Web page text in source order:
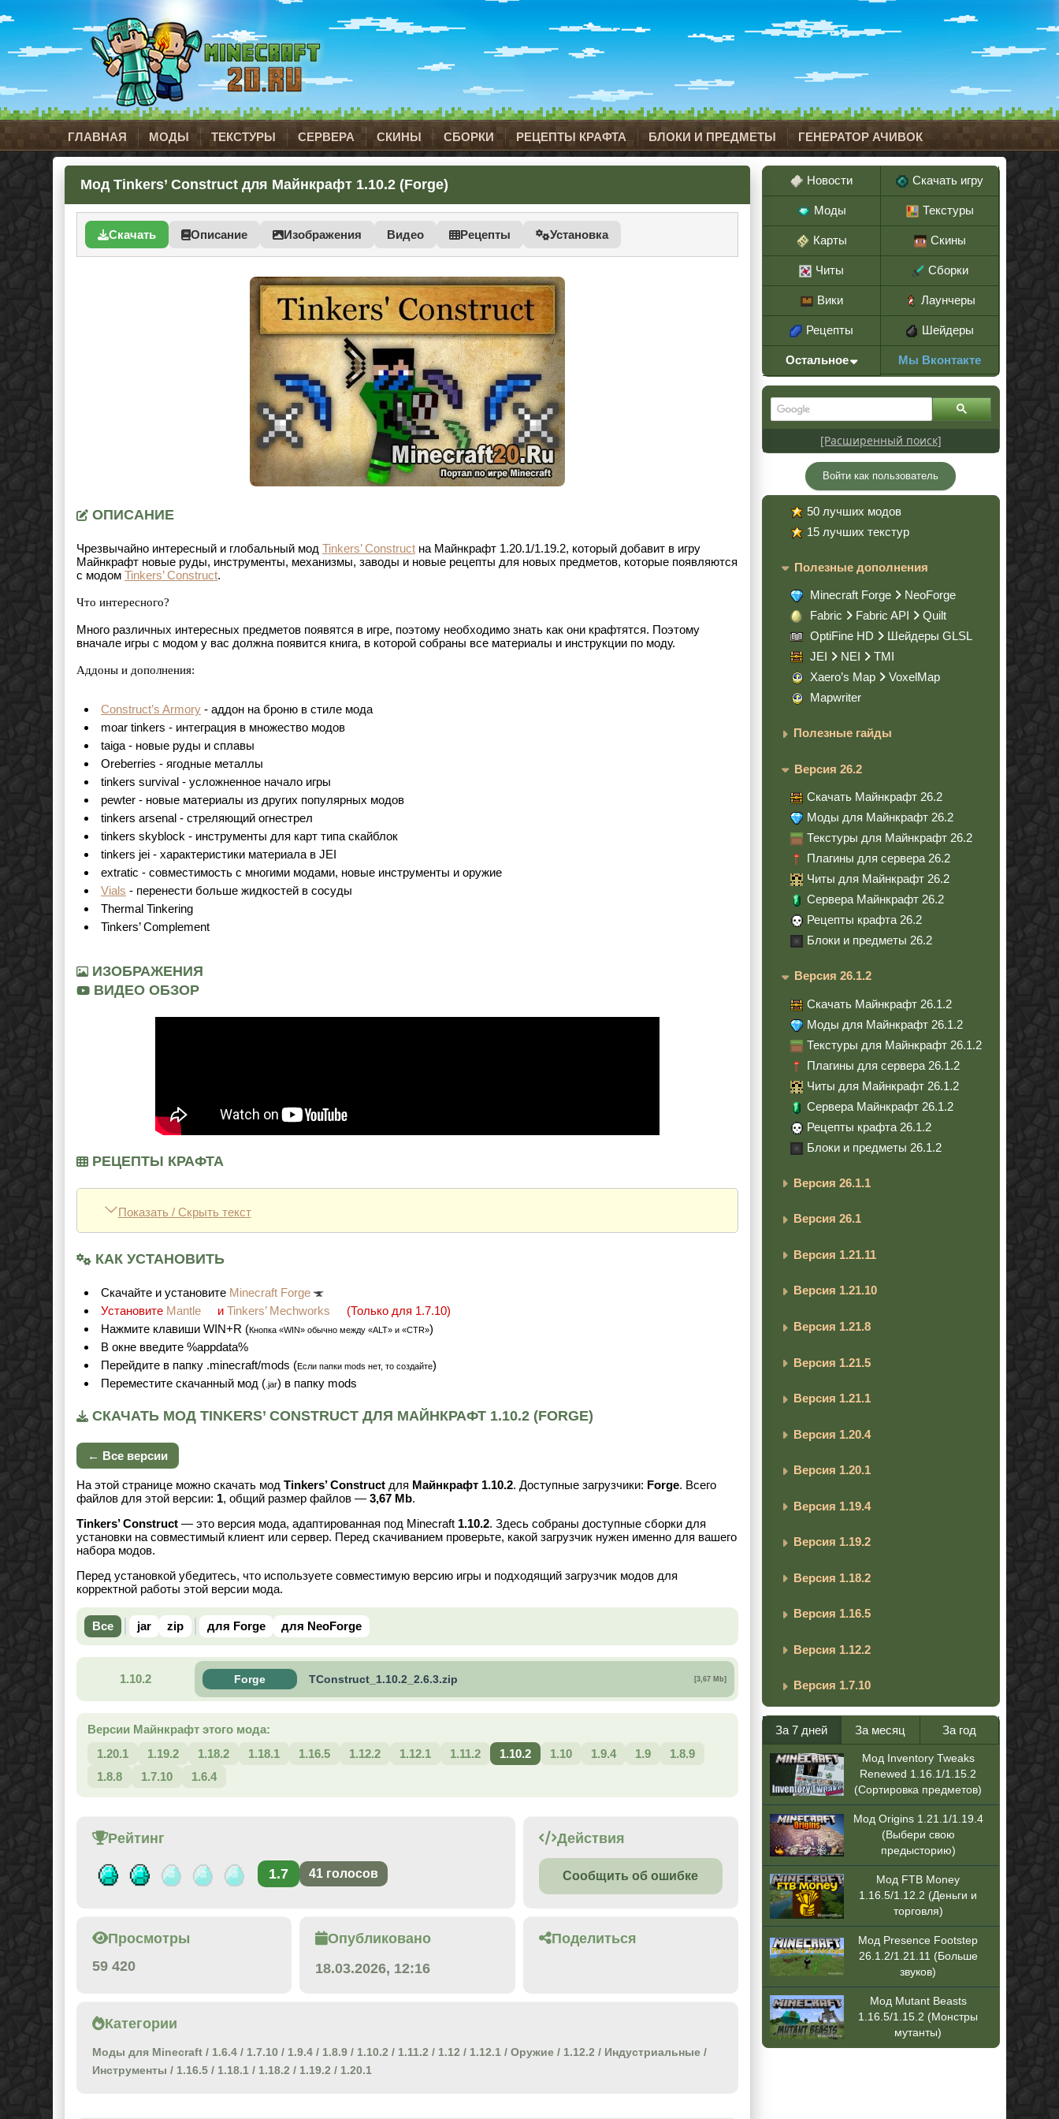
ГЛАВНАЯ МОДЫ ТЕКСТУРЫ СЕРВЕРА СКИНЫ СБОРКИ РЕЦЕПТЫ КРАФТА БЛОКИ И ПРЕДМЕТЫ ГЕНЕРАТОР АЧИВОК
Мод Tinkers’ Construct для Майнкрафт 1.10.2 (Forge)
Скачать Описание Изображения Видео Рецепты Установка
ОПИСАНИЕ
Чрезвычайно интересный и глобальный мод Tinkers’ Construct на Майнкрафт 1.20.1/1.19.2, который добавит в игру
Майнкрафт новые руды, инструменты, механизмы, заводы и новые рецепты для новых предметов, которые появляются
с модом Tinkers’ Construct.
Что интересного?
Много различных интересных предметов появятся в игре, поэтому необходимо знать как они крафтятся. Поэтому
вначале игры с модом у вас должна появится книга, в которой собраны все материалы и инструкции по моду.
Аддоны и дополнения:
Construct’s Armory - аддон на броню в стиле мода
moar tinkers - интеграция в множество модов
taiga - новые руды и сплавы
Oreberries - ягодные металлы
tinkers survival - усложненное начало игры
pewter - новые материалы из других популярных модов
tinkers arsenal - стреляющий огнестрел
tinkers skyblock - инструменты для карт типа скайблок
tinkers jei - характеристики материала в JEI
extratic - совместимость с многими модами, новые инструменты и оружие
Vials - перенести больше жидкостей в сосуды
Thermal Tinkering
Tinkers’ Complement
ИЗОБРАЖЕНИЯ
ВИДЕО ОБЗОР
РЕЦЕПТЫ КРАФТА
Показать / Скрыть текст
КАК УСТАНОВИТЬ
Cкачайте и установите Minecraft Forge
Установите Mantle и Tinkers’ Mechworks
(Только для 1.7.10)
Нажмите клавиши WIN+R (Кнопка «WIN» обычно между «ALT» и «CTR»)
В окне введите %appdata%
Перейдите в папку .minecraft/mods (Если папки mods нет, то создайте)
Переместите скачанный мод ( .jar) в папку mods
СКАЧАТЬ МОД TINKERS’ CONSTRUCT ДЛЯ МАЙНКРАФТ 1.10.2 (FORGE)
← Все версии
На этой странице можно скачать мод Tinkers’ Construct для Майнкрафт 1.10.2. Доступные загрузчики: Forge. Всего
файлов для этой версии: 1, общий размер файлов — 3,67 Mb.
Tinkers’ Construct — это версия мода, адаптированная под Minecraft 1.10.2. Здесь собраны доступные сборки для
установки на совместимый клиент или сервер. Перед скачиванием проверьте, какой загрузчик нужен именно для вашего
набора модов.
Перед установкой убедитесь, что используете совместимую версию игры и подходящий загрузчик модов для
корректной работы этой версии мода.
Все jar zip для Forge для NeoForge
1.10.2 Forge TConstruct_1.10.2_2.6.3.zip [3,67 Mb]
Версии Майнкрафт этого мода:
1.20.1
1.19.2 1.18.2 1.18.1 1.16.5 1.12.2 1.12.1 1.11.2 1.10.2 1.10 1.9.4 1.9
1.8.9
1.8.8
1.7.10 1.6.4
Рейтинг
1.7 41 голосов
Действия
Сообщить об ошибке
Просмотры
59 420
Опубликовано
18.03.2026, 12:16
Поделиться
Категории
Моды для Minecraft / 1.6.4 / 1.7.10 / 1.9.4 / 1.8.9 / 1.10.2 / 1.11.2 / 1.12 / 1.12.1 / Оружие / 1.12.2 / Индустриальные /
Инструменты / 1.16.5 / 1.18.1 / 1.18.2 / 1.19.2 / 1.20.1
Новости Скачать игру
Моды Текстуры
Карты Скины
Читы Сборки
Вики Лаунчеры
Рецепты Шейдеры
Остальное Мы Вконтакте
[Расширенный поиск]
Войти как пользователь
50 лучших модов
15 лучших текстур
Полезные дополнения
Minecraft Forge
NeoForge
Fabric
Fabric API
Quilt
OptiFine HD
Шейдеры GLSL
JEI
NEI
TMI
Xaero’s Map
VoxelMap
Mapwriter
Полезные гайды
Версия 26.2
Скачать Майнкрафт 26.2
Моды для Майнкрафт 26.2
Текстуры для Майнкрафт 26.2
Плагины для сервера 26.2
Читы для Майнкрафт 26.2
Сервера Майнкрафт 26.2
Рецепты крафта 26.2
Блоки и предметы 26.2
Версия 26.1.2
Скачать Майнкрафт 26.1.2
Моды для Майнкрафт 26.1.2
Текстуры для Майнкрафт 26.1.2
Плагины для сервера 26.1.2
Читы для Майнкрафт 26.1.2
Сервера Майнкрафт 26.1.2
Рецепты крафта 26.1.2
Блоки и предметы 26.1.2
Версия 26.1.1
Версия 26.1
Версия 1.21.11
Версия 1.21.10
Версия 1.21.8
Версия 1.21.5
Версия 1.21.1
Версия 1.20.4
Версия 1.20.1
Версия 1.19.4
Версия 1.19.2
Версия 1.18.2
Версия 1.16.5
Версия 1.12.2
Версия 1.7.10
За 7 дней За месяц За год
Мод Inventory Tweaks
Renewed 1.16.1/1.15.2
(Сортировка предметов)
Мод Origins 1.21.1/1.19.4
(Выбери свою
предысторию)
Мод FTB Money
1.16.5/1.12.2 (Деньги и
торговля)
Мод Presence Footstep
26.1.2/1.21.11 (Больше
звуков)
Мод Mutant Beasts
1.16.5/1.15.2 (Монстры
мутанты)